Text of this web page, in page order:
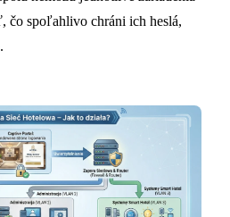
čo spoľahlivo chráni ich heslá,